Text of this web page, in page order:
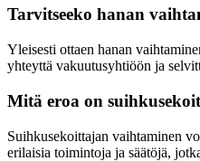
Tarvitseeko hanan
Yleisesti ottaen hanan
yhteyttä vakuutusyhtiöön ja
Mitä eroa on
Suihkusekoittajan vaihtaminen
erilaisia toimintoja ja säätöjä,